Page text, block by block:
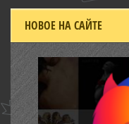
НОВОЕ НА САЙТЕ